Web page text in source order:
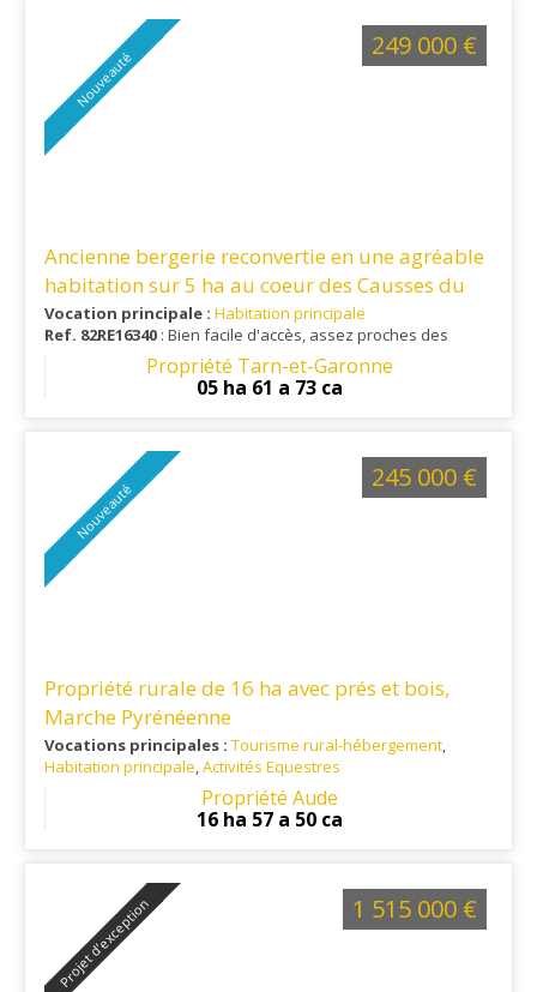
Nouveauté
Ancienne bergerie reconvertie en une agréable
habitation sur 5 ha au coeur des Causses du
Quercy
Vocation principale : Habitation principale
Ref. 82RE16340 : Bien facile d'accès, assez proches des
services et commodités. Accès autoroute A20 à moins de 15
Propriété Tarn-et-Garonne
05 ha 61 a 73 ca
249 000 €
Nouveauté
Propriété rurale de 16 ha avec prés et bois,
Marche Pyrénéenne
Vocations principales : Tourisme rural-hébergement,
Habitation principale,Activités Equestres
: Située dans un environnement naturel
préservé, cette propriété séduira les amateurs de calme, de
grands espaces et d'activités de pleine nature. Les
Propriété Aude
16 ha 57 a 50 ca
245 000 €
Projet d’exception 1 515 000 €